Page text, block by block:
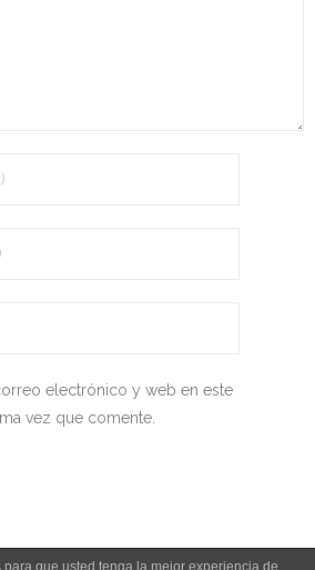
electrónico y web en este
vez que comente.
que usted tenga la mejor experiencia de